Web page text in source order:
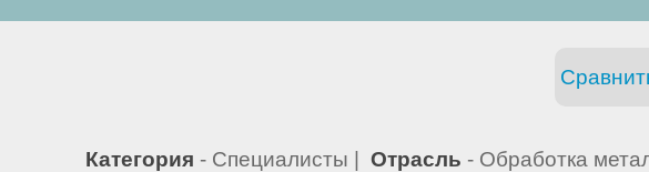
Категория - Специалисты | Отрасль - Обработка